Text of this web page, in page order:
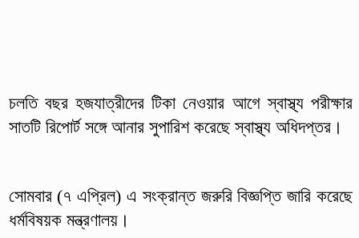
চলতি বছর হজযাত্রীদের টিকা নেওয়ার আগে স্বাস্থ্য পরীক্ষার
সাতটি রিপোর্ট সঙ্গে আনার সুপারিশ করেছে স্বাস্থ্য অধিদপ্তর।
সোমবার (৭ এপ্রিল) এ সংক্রান্ত জরুরি বিজ্ঞপ্তি জারি করেছে
ধর্মবিষয়ক মন্ত্রণালয়।